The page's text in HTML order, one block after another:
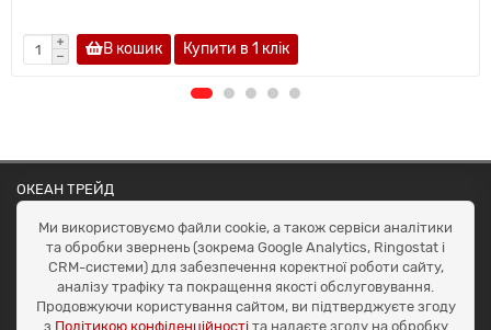
В кошик Купити в 1 клiк
ОКЕАН ТРЕЙД
Доставка та оплата
Наші контакти
Умови повернення
+38 (099) 452-20-02
+38 (098) 492-20-02
Ми використовуємо файли cookie, а також сервіси аналітики
та обробки звернень (зокрема Google Analytics, Ringostat і
CRM-системи) для забезпечення коректної роботи сайту,
аналізу трафіку та покращення якості обслуговування.
Продовжуючи користування сайтом, ви підтверджуєте згоду
з Політикою конфіденційностіта надаєте згоду на обробку